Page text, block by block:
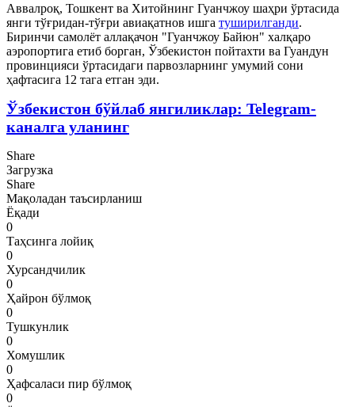
Аввалроқ, Тошкент ва Хитойнинг Гуанчжоу шаҳри ўртасида
янги тўғридан-тўғри авиақатнов ишга туширилганди.
Биринчи самолёт аллақачон "Гуанчжоу Байюн" халқаро
аэропортига етиб борган, Ўзбекистон пойтахти ва Гуандун
провинцияси ўртасидаги парвозларнинг умумий сони
ҳафтасига 12 тага етган эди.
Ўзбекистон бўйлаб янгиликлар: Telegram-
каналга уланинг
Share
Загрузка
Share
Мақоладан таъсирланиш
Ёқади
0
Таҳсинга лойиқ
0
Хурсандчилик
0
Ҳайрон бўлмоқ
0
Тушкунлик
0
Хомушлик
0
Ҳафсаласи пир бўлмоқ
0